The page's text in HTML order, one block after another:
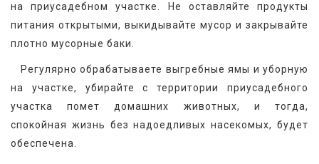
на приусадебном участке. Не оставляйте продукты
питания открытыми, выкидывайте мусор и закрывайте
плотно мусорные баки.
Регулярно обрабатываете выгребные ямы и уборную
на участке, убирайте с территории приусадебного
участка помет домашних животных, и тогда,
спокойная жизнь без надоедливых насекомых, будет
обеспечена.